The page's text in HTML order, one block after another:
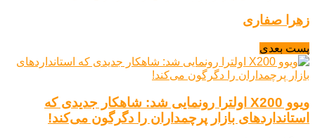
زهرا صفاری
پست بعدی
ویوو X200 اولترا رونمایی شد: شاهکار جدیدی که
استانداردهای بازار پرچمداران را دگرگون می‌کند!